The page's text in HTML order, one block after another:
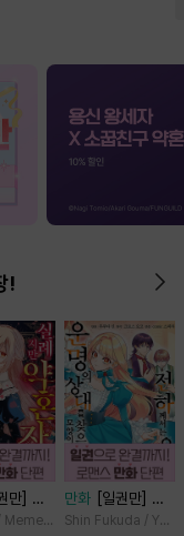
!
만] 실
자님,
만화
[일권만] 전
하께서는 오늘도
Shin Fukuda / Yoko